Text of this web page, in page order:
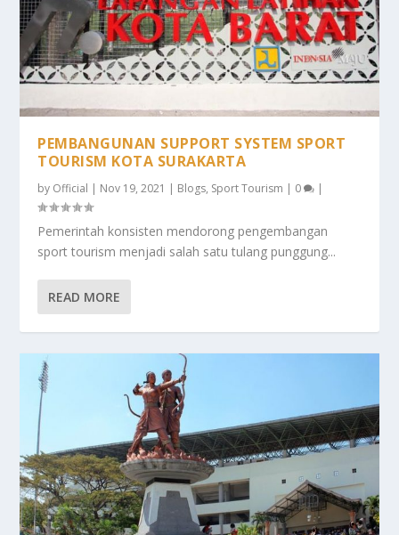
PEMBANGUNAN SUPPORT SYSTEM SPORT
TOURISM KOTA SURAKARTA
by Official | Nov 19, 2021 | Blogs, Sport Tourism | 0 |
Pemerintah konsisten mendorong pengembangan
sport tourism menjadi salah satu tulang punggung...
READ MORE